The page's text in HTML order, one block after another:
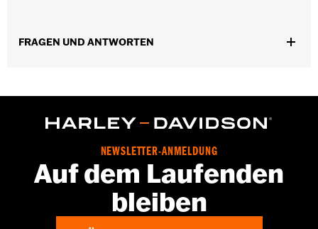
Tiefe:3.0
In Einheiten erhältlich:Jeweils
Maßeinheit Materialhöhe:Zoll
22.25 Inches
In der Box: Tasche und Befestigungsteile
Maßeinheit Materialbreite: Zoll
FRAGEN UND ANTWORTEN
NEWSLETTER-ANMELDUNG
Auf dem Laufenden
bleiben